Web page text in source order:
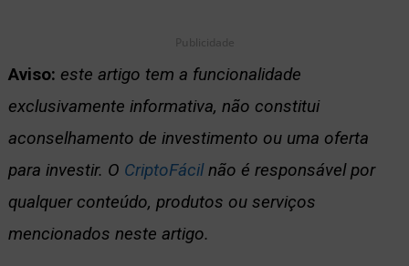
Publicidade
Aviso: este artigo tem a funcionalidade
exclusivamente informativa, não constitui
aconselhamento de investimento ou uma oferta
para investir. O CriptoFácilnão é responsável por
qualquer conteúdo, produtos ou serviços
mencionados neste artigo.